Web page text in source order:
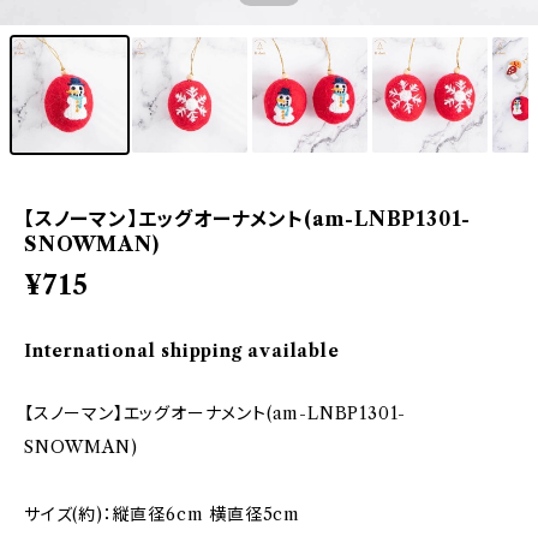
【スノーマン】エッグオーナメント(am-LNBP1301-
SNOWMAN)
¥715
International shipping available
【スノーマン】エッグオーナメント(am-LNBP1301-
SNOWMAN)
サイズ(約)：縦直径6cm 横直径5cm